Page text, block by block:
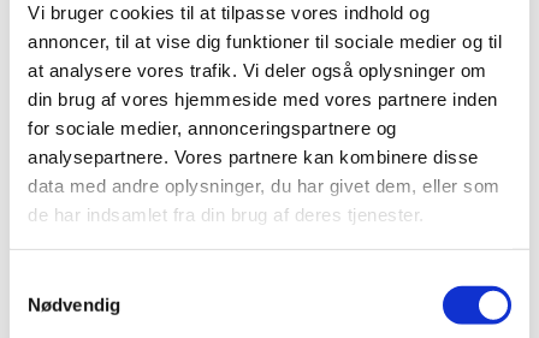
Vi bruger cookies til at tilpasse vores indhold og
annoncer, til at vise dig funktioner til sociale medier og til
at analysere vores trafik. Vi deler også oplysninger om
din brug af vores hjemmeside med vores partnere inden
for sociale medier, annonceringspartnere og
analysepartnere. Vores partnere kan kombinere disse
data med andre oplysninger, du har givet dem, eller som
de har indsamlet fra din brug af deres tjenester.
Nødvendig
Del på Facebook
Del på X (Twitter)
Del på LinkedIn
Sagsnr.:C 1926
Dato for offentliggørelse: